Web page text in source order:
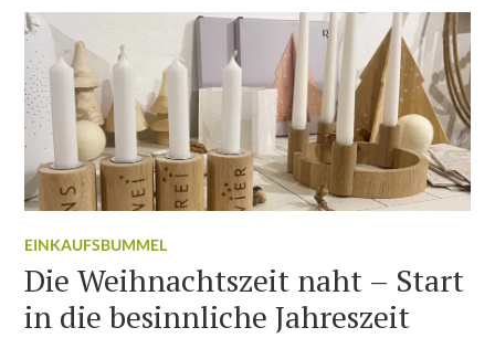
EINKAUFSBUMMEL
Die Weihnachtszeit naht – Start
in die besinnliche Jahreszeit